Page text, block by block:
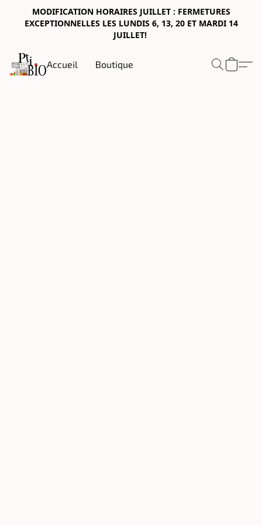
MODIFICATION HORAIRES JUILLET : FERMETURES
EXCEPTIONNELLES LES LUNDIS 6, 13, 20 ET MARDI 14
JUILLET!
Accueil Boutique